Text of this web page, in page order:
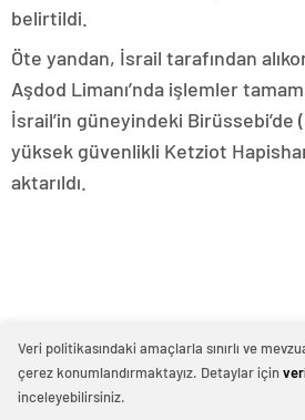
0 0
belirtildi.
Öte yandan, İsrail tarafından
Aşdod Limanı’nda işlemler
İsrail’in güneyindeki Birüssebi’de
yüksek güvenlikli Ketziot
aktarıldı.
Veri politikasındaki amaçlarla sınırlı ve
çerez konumlandırmaktayız. Detaylar için
inceleyebilirsiniz.